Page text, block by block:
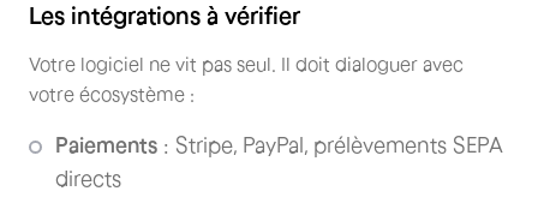
Les intégrations à vérifier
Votre logiciel ne vit pas seul. Il doit dialoguer avec
votre écosystème :
Paiements : Stripe, PayPal, prélèvements SEPA
directs